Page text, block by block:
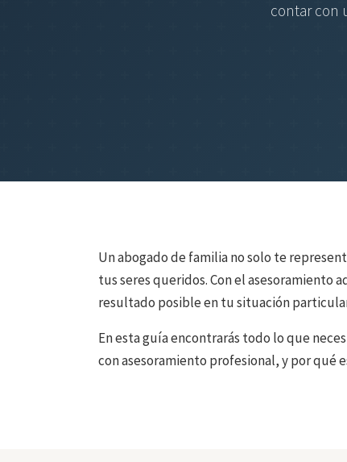
contar con
Un abogado de familia no solo te
tus seres queridos. Con el asesoramiento
resultado posible en tu situación
En esta guía encontrarás todo lo que
con asesoramiento profesional, y por qué